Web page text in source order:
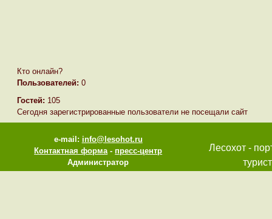
Кто онлайн?
Пользователей: 0
Гостей: 105
Сегодня зарегистрированные пользователи не посещали сайт
e-mail: info@lesohot.ru
Контактная форма-пресс-центр
Администратор
Лесохот -